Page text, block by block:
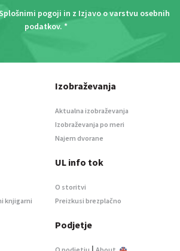
pogoji in z Izjavo o varstvu osebnih
podatkov. *
Izobraževanja
Aktualna izobraževanja
Izobraževanja po meri
Najem dvorane
knjigarni
UL info tok
O storitvi
Preizkusi brezplačno
Podjetje